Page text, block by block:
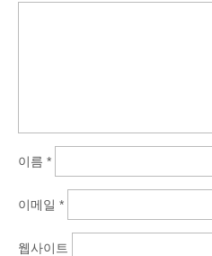
이름 *
이메일 *
웹사이트